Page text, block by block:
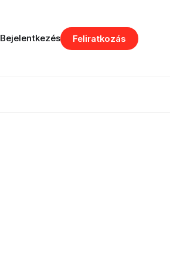
Bejelentkezés Feliratkozás